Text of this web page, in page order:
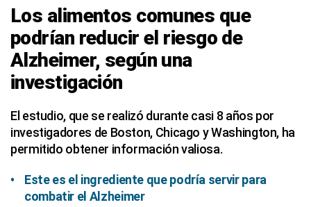
Los alimentos comunes que
podrían reducir el riesgo de
Alzheimer, según una
investigación
El estudio, que se realizó durante casi 8 años por
investigadores de Boston, Chicago y Washington, ha
permitido obtener información valiosa.
Este es el ingrediente que podría servir para
combatir el Alzheimer